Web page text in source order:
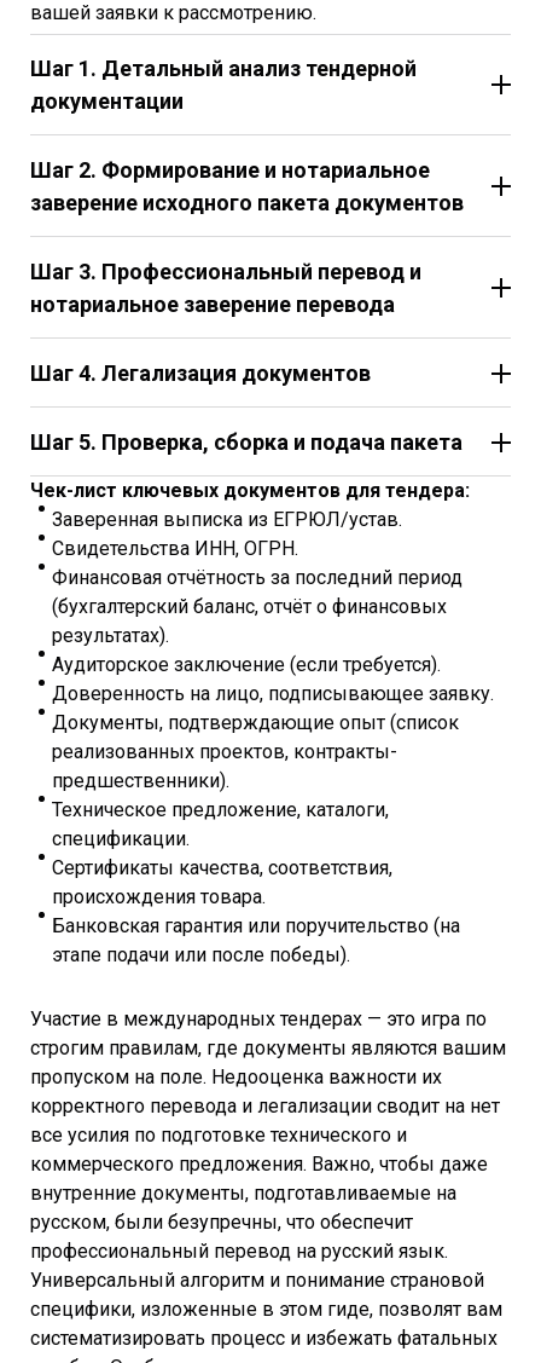
вашей заявки к рассмотрению.
Шаг 1. Детальный анализ тендерной
документации
Шаг 2. Формирование и нотариальное
заверение исходного пакета документов
Шаг 3. Профессиональный перевод и
нотариальное заверение перевода
Шаг 4. Легализация документов
Апостиль— упрощённое заверение для стран-
участниц Гаагской конвенции 1961 года.
Проставляется на оригинал нотариального
документа.
Консульская легализация
двухэтапная процедура (Минюст/МИД РФ +
консульство страны назначения) для стран, не
подписавших конвенцию (например, ОАЭ, часть
Ближнего Востока).
Шаг 5. Проверка, сборка и подача пакета
Чек-лист ключевых документов для тендера:
Заверенная выписка из ЕГРЮЛ/устав.
Свидетельства ИНН, ОГРН.
Финансовая отчётность за последний период
(бухгалтерский баланс, отчёт о финансовых
результатах).
Аудиторское заключение (если требуется).
Доверенность на лицо, подписывающее заявку.
Документы, подтверждающие опыт (список
реализованных проектов, контракты-
предшественники).
Техническое предложение, каталоги,
спецификации.
Сертификаты качества, соответствия,
происхождения товара.
Банковская гарантия или поручительство (на
этапе подачи или после победы).
Участие в международных тендерах — это игра по
строгим правилам, где документы являются вашим
пропуском на поле. Недооценка важности их
корректного перевода и легализации сводит на нет
все усилия по подготовке технического и
коммерческого предложения. Важно, чтобы даже
внутренние документы, подготавливаемые на
русском, были безупречны, что обеспечит
профессиональный перевод на русский язык.
Универсальный алгоритм и понимание страновой
специфики, изложенные в этом гиде, позволят вам
систематизировать процесс и избежать фатальных